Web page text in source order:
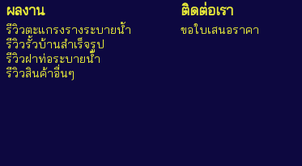
ผลงาน
รีวิวตะแกรงรางระบายน้ำ
รีวิวรั้วบ้านสำเร็จรูป
รีวิวฝาท่อระบายน้ำ
รีวิวสินค้าอื่นๆ
ติดต่อเรา
ขอใบเสนอราคา